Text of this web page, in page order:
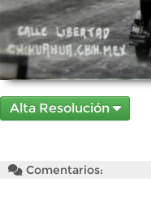
Alta Resolución
Comentarios: